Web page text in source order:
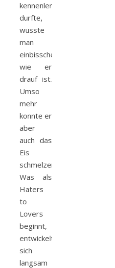
kennenlernen
durfte,
wusste
man
einbisschen
wie er
drauf ist.
Umso
mehr
konnte er
aber
auch das
Eis
schmelzen.
Was als
Haters
to
Lovers
beginnt,
entwickelt
sich
langsam